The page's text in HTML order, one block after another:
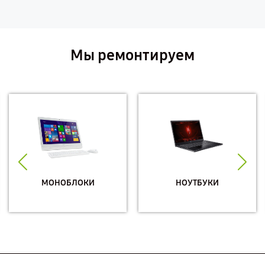
Мы ремонтируем
МОНОБЛОКИ НОУТБУКИ